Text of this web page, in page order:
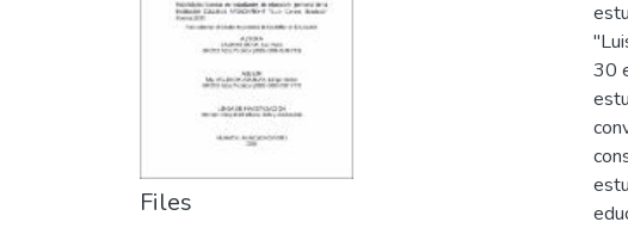
Files
30